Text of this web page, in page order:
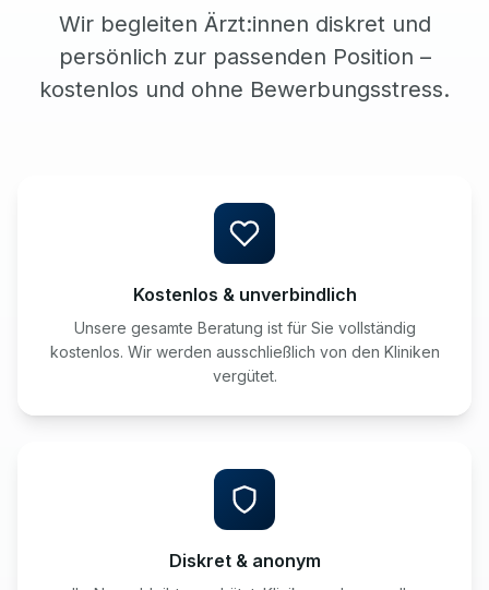
Wir begleiten Ärzt:innen diskret und
persönlich zur passenden Position –
kostenlos und ohne Bewerbungsstress.
Kostenlos & unverbindlich
Unsere gesamte Beratung ist für Sie vollständig
kostenlos. Wir werden ausschließlich von den Kliniken
vergütet.
Diskret & anonym